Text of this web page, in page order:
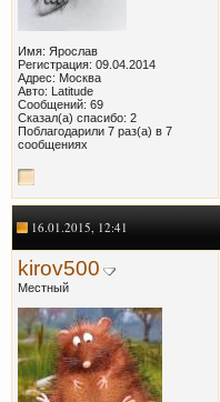
Имя: Ярослав
Регистрация: 09.04.2014
Адрес: Москва
Авто: Latitude
Сообщений: 69
Сказал(а) спасибо: 2
Поблагодарили 7 раз(а) в 7
сообщениях
16.01.2015, 12:41
kirov500
Местный